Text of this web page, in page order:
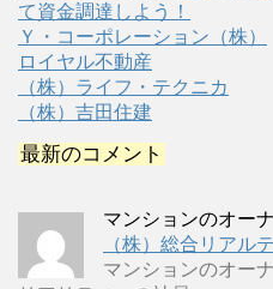
て資金調達しよう！
Ｙ・コーポレーション（株）
ロイヤル不動産
（株）ライフ・テクニカ
（株）吉田住建
最新のコメント
マンションのオー
（株）総合リアル
マンションのオー